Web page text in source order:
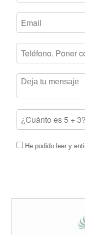
He podido leer y